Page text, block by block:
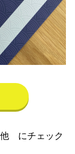
にチェック